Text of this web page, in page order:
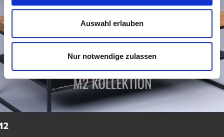
Auswahl erlauben
Nur notwendige zulassen